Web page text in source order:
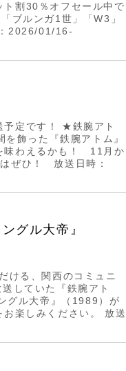
ト割30％オフセール中で
ブルンガ1世」「W3」
：2026/01/16-
予定です！ ★鉄腕アト
飾った『鉄腕アトム』
味わえるかも！ 11月か
ぜひ！ 放送日時：
グル大帝』
ける、関西のコミュニ
していた『鉄腕アト
グル大帝』（1989）が
楽しみください。 放送